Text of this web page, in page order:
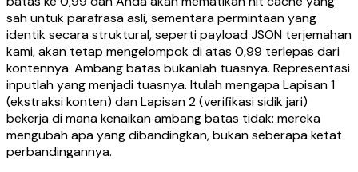
sah untuk parafrasa asli, sementara permintaan yang
identik secara struktural, seperti payload JSON terjemahan
kami, akan tetap mengelompok di atas 0,99 terlepas dari
kontennya. Ambang batas bukanlah tuasnya. Representasi
inputlah yang menjadi tuasnya. Itulah mengapa Lapisan 1
(ekstraksi konten) dan Lapisan 2 (verifikasi sidik jari)
bekerja di mana kenaikan ambang batas tidak: mereka
mengubah apa yang dibandingkan, bukan seberapa ketat
perbandingannya.